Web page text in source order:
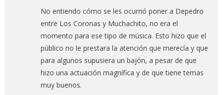
No entiendo cómo se les ocurrió poner a Depedro
entre Los Coronas y Muchachito, no era el
momento para ese tipo de música. Esto hizo que el
público no le prestara la atención que merecía y que
para algunos supusiera un bajón, a pesar de que
hizo una actuación magnífica y de que tiene temas
muy buenos.